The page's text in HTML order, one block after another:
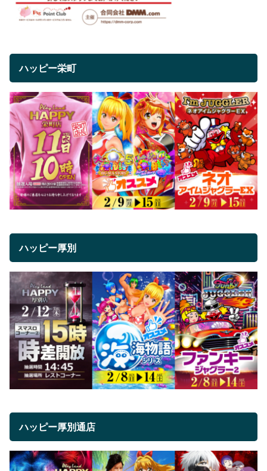
ハッピー栄町
ハッピー厚別
ハッピー厚別通店